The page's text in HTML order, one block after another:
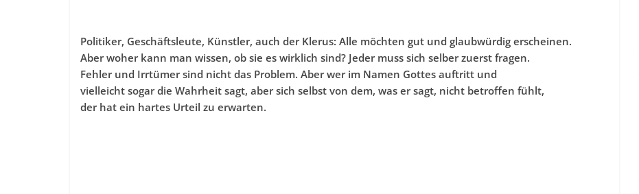
Politiker, Geschäftsleute, Künstler, auch der Klerus: Alle möchten gut und glaubwürdig erscheinen.
Aber woher kann man wissen, ob sie es wirklich sind? Jeder muss sich selber zuerst fragen.
Fehler und Irrtümer sind nicht das Problem. Aber wer im Namen Gottes auftritt und
vielleicht sogar die Wahrheit sagt, aber sich selbst von dem, was er sagt, nicht betroffen fühlt,
der hat ein hartes Urteil zu erwarten.